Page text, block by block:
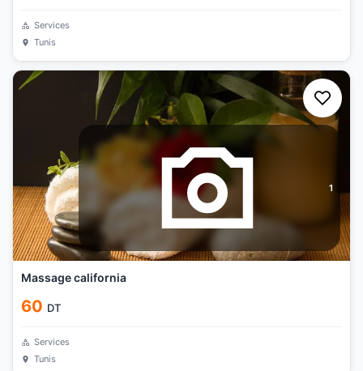
Services
Tunis
1
Massage california
60 DT
Services
Tunis